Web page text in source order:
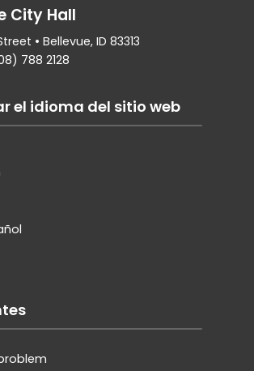
City Hall
• Bellevue, ID 83313
788 2128
el idioma del sitio web